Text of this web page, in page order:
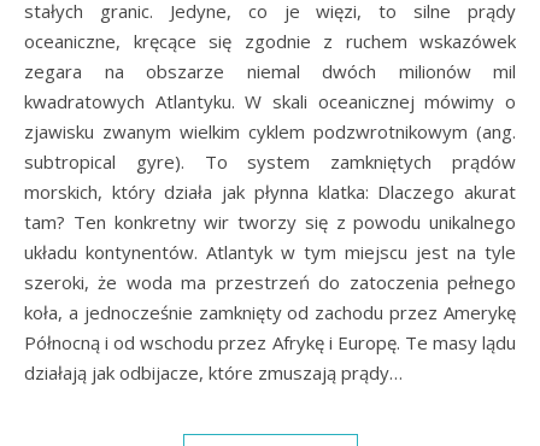
stałych granic. Jedyne, co je więzi, to silne prądy
oceaniczne, kręcące się zgodnie z ruchem wskazówek
zegara na obszarze niemal dwóch milionów mil
kwadratowych Atlantyku. W skali oceanicznej mówimy o
zjawisku zwanym wielkim cyklem podzwrotnikowym (ang.
subtropical gyre). To system zamkniętych prądów
morskich, który działa jak płynna klatka: Dlaczego akurat
tam? Ten konkretny wir tworzy się z powodu unikalnego
układu kontynentów. Atlantyk w tym miejscu jest na tyle
szeroki, że woda ma przestrzeń do zatoczenia pełnego
koła, a jednocześnie zamknięty od zachodu przez Amerykę
Północną i od wschodu przez Afrykę i Europę. Te masy lądu
działają jak odbijacze, które zmuszają prądy…